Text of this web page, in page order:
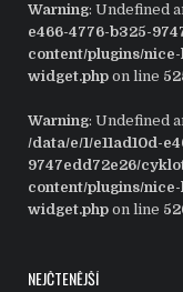
Warning: Undefined
e466-4776-b325-
content/plugins/
widget.php on line
Warning: Undefined
/data/e/1/e11ad10d-
9747edd72e26/
content/plugins/
widget.php on line
NEJČTENĚJŠÍ